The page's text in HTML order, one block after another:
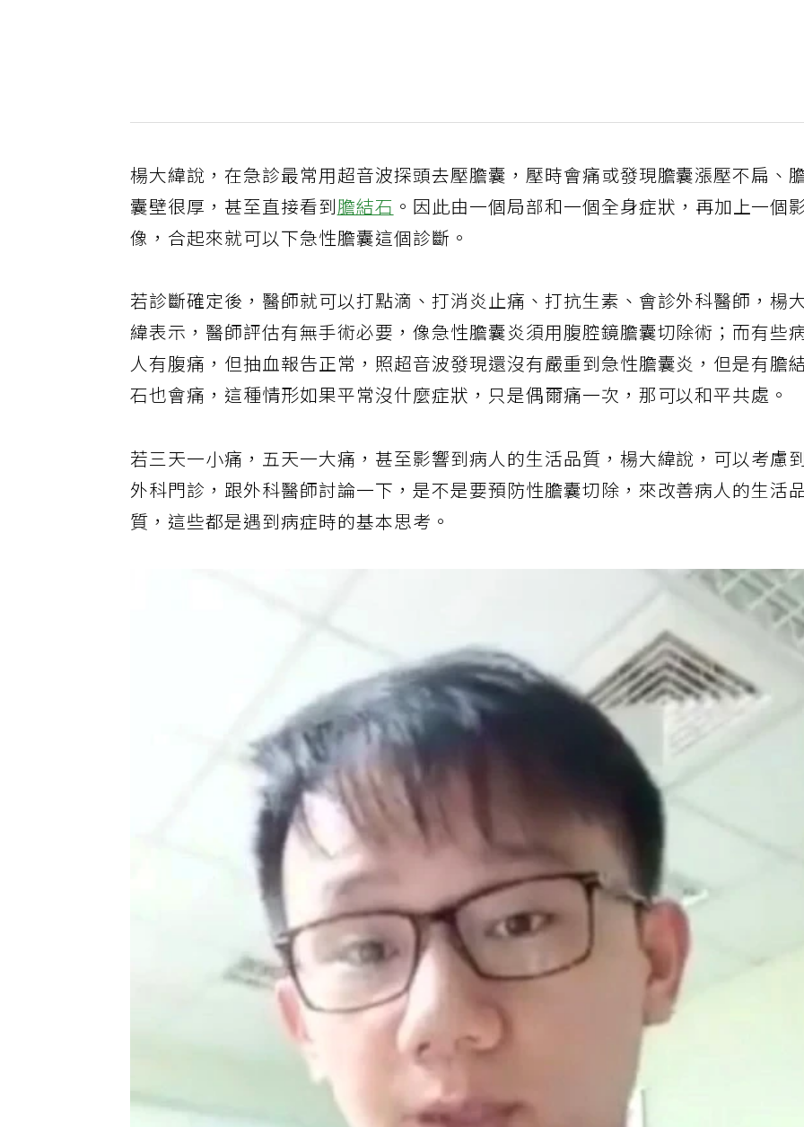
楊大緯說，在急診最常用超音波探頭去壓膽囊，壓時會痛或發現膽囊漲壓不扁、
囊壁很厚，甚至直接看到膽結石 。因此由一個局部和一個全身症狀，再加上一個
像，合起來就可以下急性膽囊這個診斷。
若診斷確定後，醫師就可以打點滴、打消炎止痛、打抗生素、會診外科醫師，楊
緯表示，醫師評估有無手術必要，像急性膽囊炎須用腹腔鏡膽囊切除術；而有些
人有腹痛，但抽血報告正常，照超音波發現還沒有嚴重到急性膽囊炎，但是有膽結
石也會痛，這種情形如果平常沒什麼症狀，只是偶爾痛一次，那可以和平共處。
若三天一小痛，五天一大痛，甚至影響到病人的生活品質，楊大緯說，可以考慮到
外科門診，跟外科醫師討論一下，是不是要預防性膽囊切除，來改善病人的生活
質，這些都是遇到病症時的基本思考。